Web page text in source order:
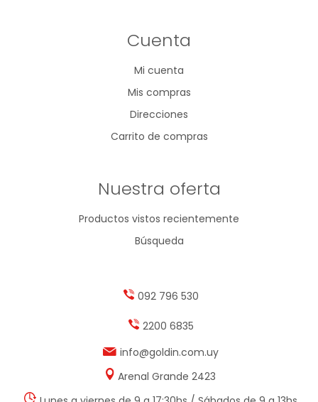
Cuenta
Mi cuenta
Mis compras
Direcciones
Carrito de compras
Nuestra oferta
Productos vistos recientemente
Búsqueda
092 796 530
2200 6835
info@goldin.com.uy
Arenal Grande 2423